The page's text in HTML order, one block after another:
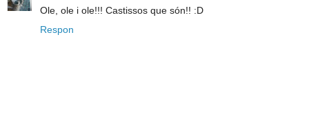
Ole, ole i ole!!! Castissos que són!! :D
Respon